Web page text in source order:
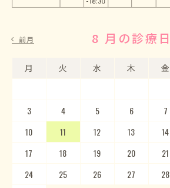
前月 8 月の診療日
月 火 水 木 金
3
4 5 6 7
10
11 12 13 14
17
18 19 20 21
24
25 26 27 28
9 月の診療日
月 火 水 木 金
7
8 9 10 11
14
15 16 17 18
21
22 23 24 25
28
29 30